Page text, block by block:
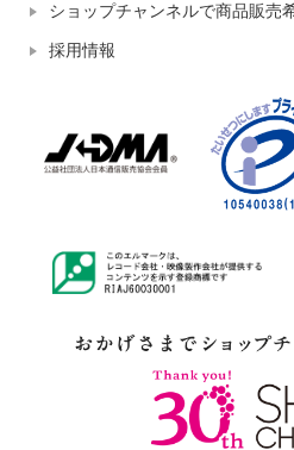
ショップチャンネルで商品販売
採用情報